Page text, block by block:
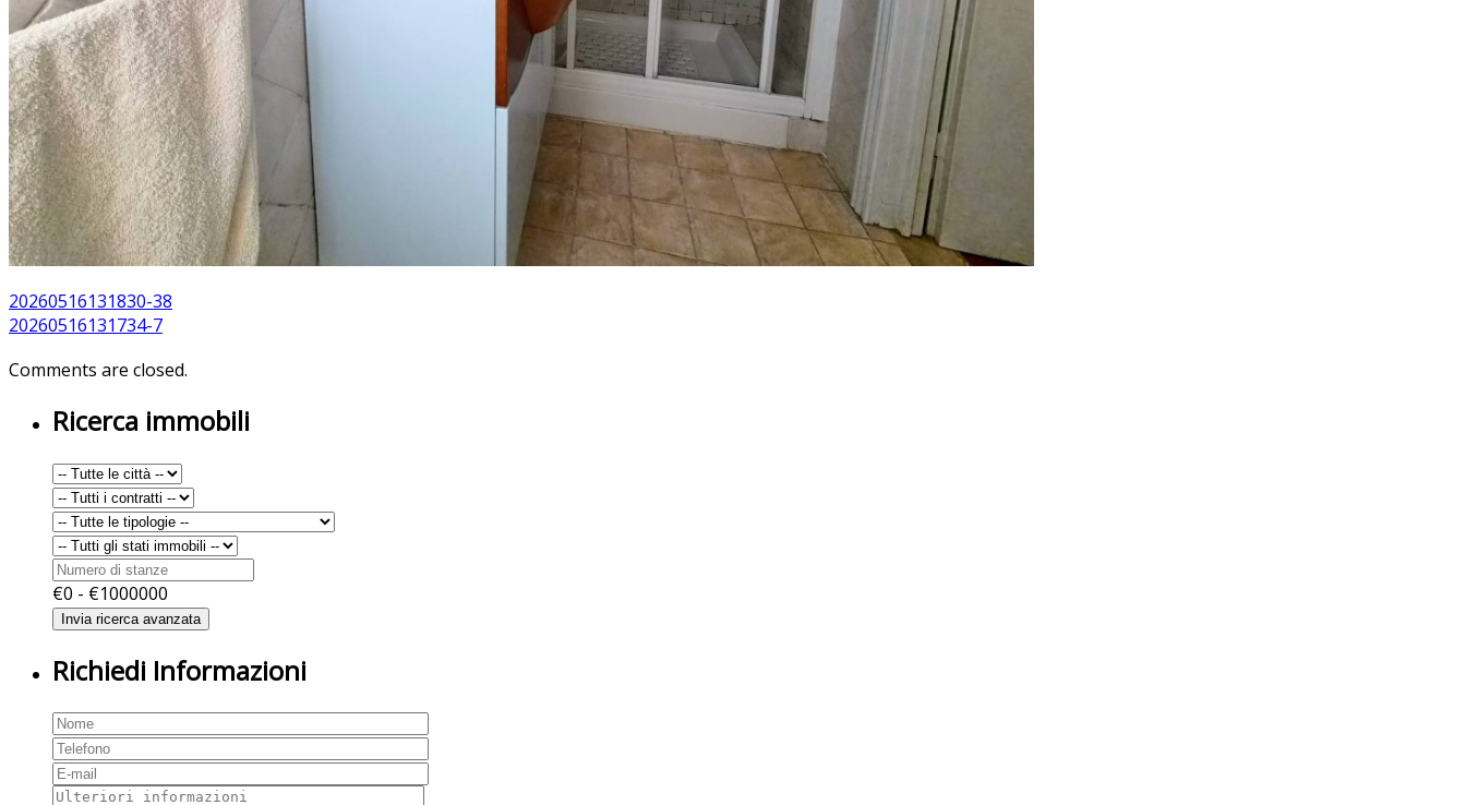
20260516131830-38
20260516131734-7
Comments are closed.
Ricerca immobili
€0 - €1000000
Richiedi Informazioni